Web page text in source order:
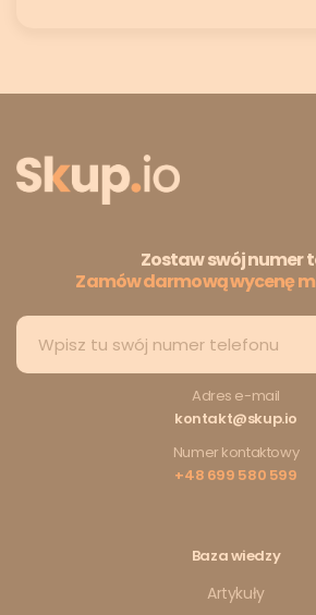
Zostaw swój numer
Zamów darmową wycenę
Adres e-mail
kontakt@skup.io
Numer kontaktowy
+48 699 580 599
Baza wiedzy
Artykuły